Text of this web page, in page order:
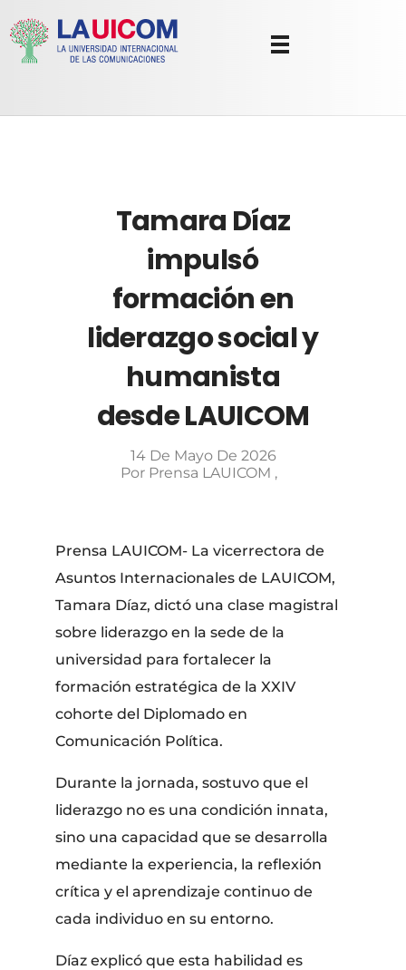
​Tamara Díaz
impulsó
formación en
liderazgo social y
humanista
desde LAUICOM
14 De Mayo De 2026
Por Prensa LAUICOM
Prensa LAUICOM- La vicerrectora de
Asuntos Internacionales de LAUICOM,
Tamara Díaz, dictó una clase magistral
sobre liderazgo en la sede de la
universidad para fortalecer la
formación estratégica de la XXIV
cohorte del Diplomado en
Comunicación Política.
​Durante la jornada, sostuvo que el
liderazgo no es una condición innata,
sino una capacidad que se desarrolla
mediante la experiencia, la reflexión
crítica y el aprendizaje continuo de
cada individuo en su entorno.
Díaz explicó que esta habilidad es